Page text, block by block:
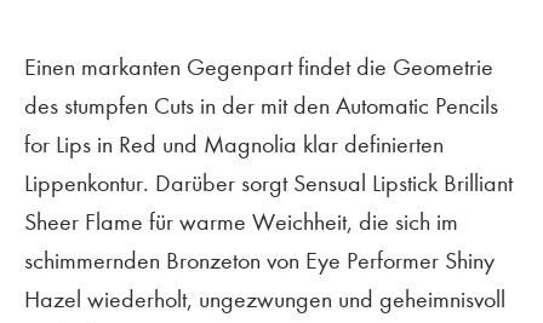
Einen markanten Gegenpart findet die Geometrie
des stumpfen Cuts in der mit den Automatic Pencils
for Lips in Red und Magnolia klar definierten
Lippenkontur. Darüber sorgt Sensual Lipstick Brilliant
Sheer Flame für warme Weichheit, die sich im
schimmernden Bronzeton von Eye Performer Shiny
Hazel wiederholt, ungezwungen und geheimnisvoll